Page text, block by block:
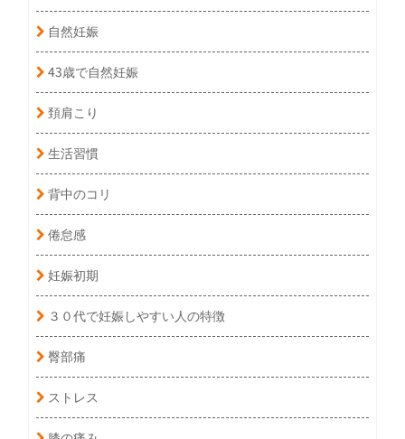
自然妊娠
43歳で自然妊娠
頚肩こり
生活習慣
背中のコリ
倦怠感
妊娠初期
３０代で妊娠しやすい人の特徴
臀部痛
ストレス